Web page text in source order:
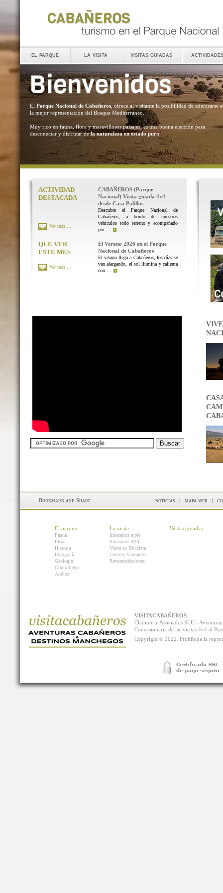
el parque la visita visitas guiadas actividades
El Parque Nacional de Cabañeros , ofrece al visitante la posibilidad de adentrarse
la mejor representación del Bosque Mediterráneo.
Muy rico en fauna, flora y maravillosos paisajes, es una buena elección para
desconectar y disfrutar dela naturaleza en estado puro .
ACTIVIDAD
DESTACADA
CABAÑEROS (Parque
Nacional) Visita guiada 4x4
desde Casa Palillos
Descubre el Parque Nacional de
Cabañeros, a bordo de nuestros
vehículos todo terreno y acompañado
por ...
Ver más ...
QUE VER
ESTE MES
El Verano 2026 en el Parque
Nacional de Cabañeros
El verano llega a Cabañeros, los días se
van alargando, el sol ilumina y calienta
con ...
Ver más ...
noticias | mapa web |
El parque
Fauna
Flora
Historia
Etnografía
Geología
Como llegar
Audios
La visita
Itinerarios a pie
Itinerarios 4X4
Visita en Bicicleta
Centros Visitantes
Recomendaciones
Visitas guiadas
VISITACABAÑEROS
Cladium y Asociados SLU -
Concesionaria de las visitas 4x4 al
Copyright © 2022. Prohibida la